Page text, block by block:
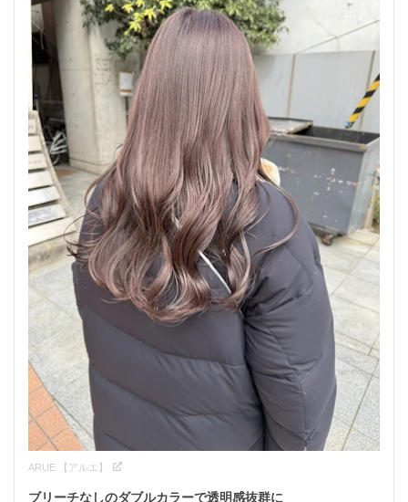
ARUE 【アルエ】
ブリーチなしのダブルカラーで透明感抜群に